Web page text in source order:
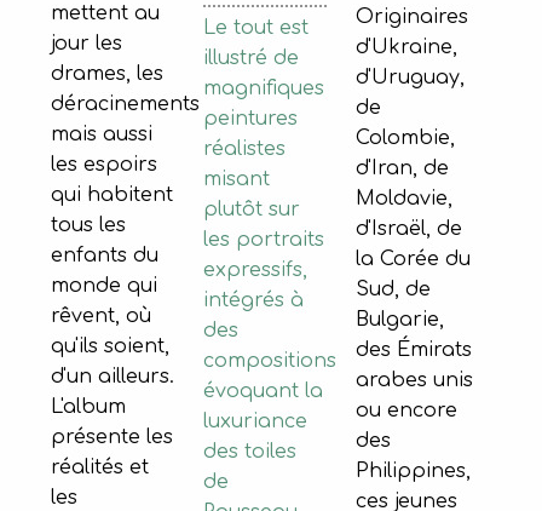
mettent au
jour les
drames, les
déracinements
mais aussi
les espoirs
qui habitent
tous les
enfants du
monde qui
rêvent, où
qu'ils soient,
d'un ailleurs.
L'album
présente les
réalités et
les
Le tout est
illustré de
magnifiques
peintures
réalistes
misant
plutôt sur
les portraits
expressifs,
intégrés à
des
compositions
évoquant la
luxuriance
des toiles
de
Originaires
d'Ukraine,
d'Uruguay,
de
Colombie,
d'Iran, de
Moldavie,
d'Israël, de
la Corée du
Sud, de
Bulgarie,
des Émirats
arabes unis
ou encore
des
Philippines,
ces jeunes